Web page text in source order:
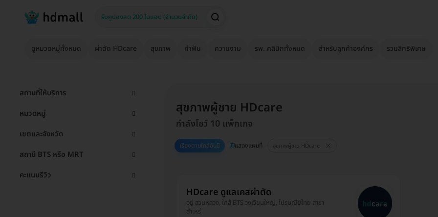
ดูหมวดหมู่ทั้งหมด ผ่าตัด HDcare สุขภาพ ทำฟัน ความงาม รพ. คลินิกทั้งหมด สำหรับลูกค้าองค์กร รวมสิทธิพิเศษ
สถานที่ให้บริการ
หมวดหมู่
เขตและจังหวัด
สถานี BTS หรือ MRT
คะแนนรีวิว
สุขภาพผู้ชาย HDcare
กำลังโชว์ 10 แพ็กเกจ
เรียงตามใกล้ฉัน แสดงแผนที่ สุขภาพผู้ชาย HDcare
HDcare ดูแลเคสผ่าตัด
อยู่ สวนหลวง, ใกล้ BTS วงเวียนใหญ่, ไปรษณีย์ไทย สาขา
สำเหร่